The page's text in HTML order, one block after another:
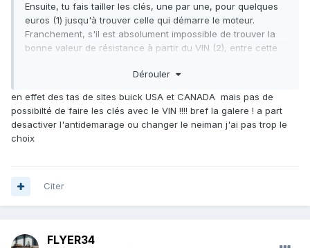
Ensuite, tu fais tailler les clés, une par une, pour quelques
euros (1) jusqu'à trouver celle qui démarre le moteur.
Franchement, s'il est absolument impossible de trouver la
bonne valeur de résistance à partir du VIN (2), entre cette
(1) dans mon coin, le quincailler accepte d'usiner les
"blanks" pour 1 (un) euro.
(2) flemme de chercher, mais il doit exister tout plein de
forums Buick aux US où le sujet est traité en long en large
Dérouler
en effet des tas de sites buick USA et CANADA mais pas de
possibilté de faire les clés avec le VIN !!!! bref la galere ! a part
desactiver l'antidemarage ou changer le neiman j'ai pas trop le
choix
Citer
FLYER34